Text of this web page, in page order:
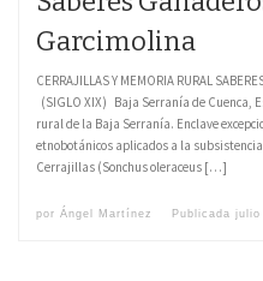
Garcimolina
CERRAJILLAS Y MEMORIA RURAL
(SIGLO XIX) Baja Serranía de Cuenca,
rural de la Baja Serranía. Enclave
etnobotánicos aplicados a la
Cerrajillas (Sonchus oleraceus […]
por Ángel Martínez Publicada julio